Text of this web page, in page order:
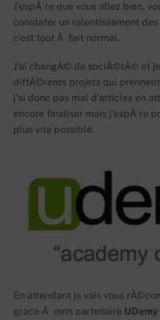
J’espÃ¨re que vous allez bien,
constater un ralentissement
c’est tout Ã fait normal.
J’ai changÃ© de sociÃ©tÃ© et
diffÃ©rents projets qui
j’ai donc pas mal d’articles en
encore finaliser mais j’espÃ¨re
plus vite possible.
En attendant je vais vous
grace Ã mon partenaire UDemy